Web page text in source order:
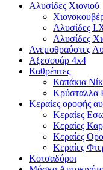
Αλυσίδες Χιονιού
Αλυσίδες
Αλυσίδες
Ανεμοθραύστες
Αξεσουάρ 4x4
Καθρέπτες
Καπάκια
Κρύσταλλα
Κεραίες οροφής
Κεραίες
Κεραίες
Κεραίες
Κεραίες
Κοτσαδόροι